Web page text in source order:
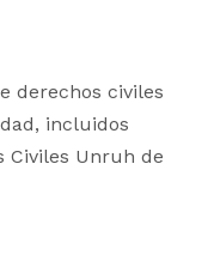
derechos civiles
incluidos
Civiles Unruh de